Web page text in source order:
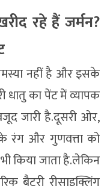
रहे हैं जर्मन?
नहीं है और इसके
धातु का पेंट में व्यापक
जारी है.दूसरी ओर,
रंग और गुणवत्ता को
किया जाता है.लेकिन